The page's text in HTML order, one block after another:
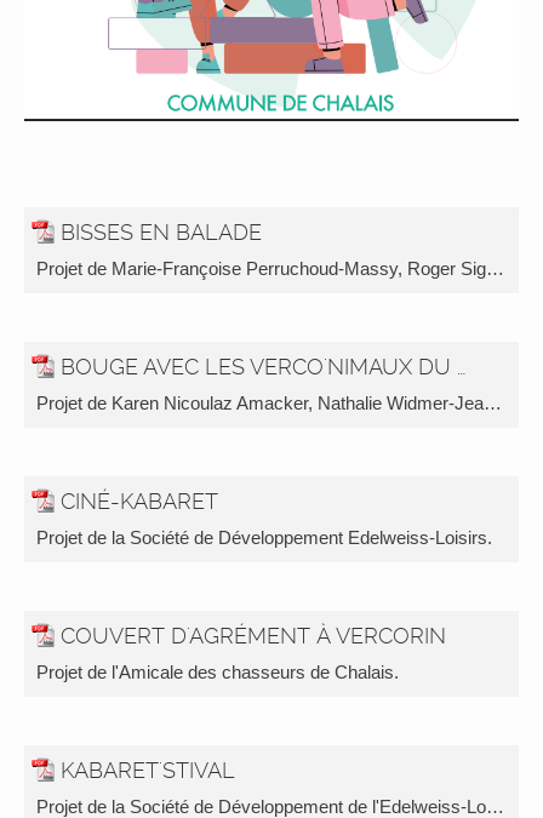
BISSES EN BALADE
Projet de Marie-Françoise Perruchoud-Massy, Roger Siggen et Jean-Louis Perruchoud.
Projet de Karen Nicoulaz Amacker, Nathalie Widmer-Jean et la Société de Développement de Vercorin.
CINÉ-KABARET
Projet de la Société de Développement Edelweiss-Loisirs.
COUVERT D'AGRÉMENT À VERCORIN
Projet de l'Amicale des chasseurs de Chalais.
KABARET'STIVAL
Projet de la Société de Développement de l'Edelweiss-Loisirs.